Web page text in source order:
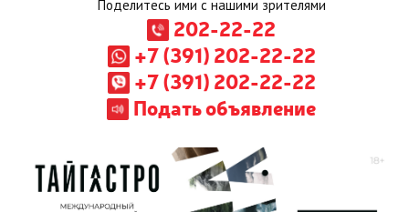
Поделитесь ими с нашими зрителями
202-22-22
+7 (391) 202-22-22
+7 (391) 202-22-22
Подать объявление